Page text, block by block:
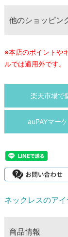
他のショッピン
※本店のポイントや
ルでは適用外です。
楽天市場で
auPAYマー
ネックレスのア
商品情報